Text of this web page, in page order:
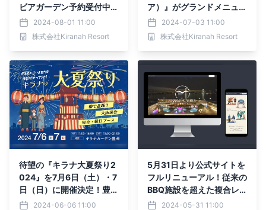
ビアガーデン予約受付中｜
キラナガーデン豊洲
2024-08-01 11:00
株式会社Kiranah Resort
ア）』がグランドメニュー
をフルリニューアル｜202
4年7月8日（月）より提供
開始
2024-07-03 11:00
株式会社Kiranah Resort
待望の『キラナ大夏祭り2
024』を7月6日（土）・7
日（日）に開催決定！豊洲
で昔懐かしい夏の風物詩体
2024-06-06 11:00
5月31日より公式サイトを
フルリニューアル！従来の
BBQ施設を超えた複合レ
ジャーリゾートへと進化
2024-05-31 11:00